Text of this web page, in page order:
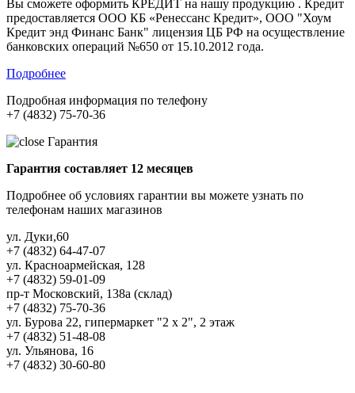
Вы сможете оформить КРЕДИТ на нашу продукцию . Кредит
предоставляется ООО КБ «Ренессанс Кредит», ООО "Хоум
Кредит энд Финанс Банк" лицензия ЦБ РФ на осуществление
банковских операций №650 от 15.10.2012 года.
Подробнее
Подробная информация по телефону
+7 (4832) 75-70-36
Гарантия
Гарантия составляет 12 месяцев
Подробнее об условиях гарантии вы можете узнать по
телефонам наших магазинов
ул. Дуки,60
+7 (4832) 64-47-07
ул. Красноармейская, 128
+7 (4832) 59-01-09
пр-т Московский, 138а (склад)
+7 (4832) 75-70-36
ул. Бурова 22, гипермаркет "2 х 2", 2 этаж
+7 (4832) 51-48-08
ул. Ульянова, 16
+7 (4832) 30-60-80